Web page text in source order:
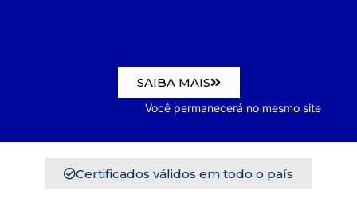
SAIBA MAIS
Você permanecerá no mesmo site
Certificados válidos em todo o país